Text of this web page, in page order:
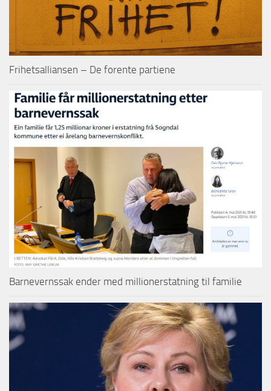
Frihetsalliansen – De forente partiene
Barnevernssak ender med millionerstatning til familie